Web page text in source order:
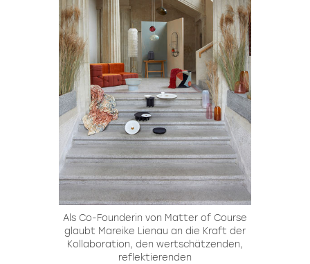
Als Co-Founderin von Matter of Course
glaubt Mareike Lienau an die Kraft der
Kol­laboration, den wertschätzenden,
reflektierenden